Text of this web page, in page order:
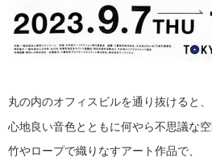
丸の内のオフィスビルを通り抜けると、
心地良い音色とともに何やら不思議な空
竹やロープで織りなすアート作品で、